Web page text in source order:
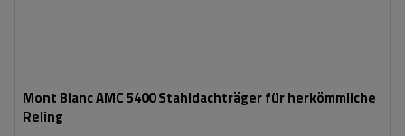
Mont Blanc AMC 5400 Stahldachträger für herkömmliche
Reling